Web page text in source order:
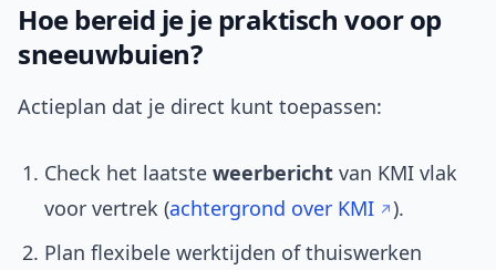
Hoe bereid je je praktisch voor op
sneeuwbuien?
Actieplan dat je direct kunt toepassen:
Check het laatste weerbericht van KMI vlak
voor vertrek (achtergrond over KMI
).
Plan flexibele werktijden of thuiswerken